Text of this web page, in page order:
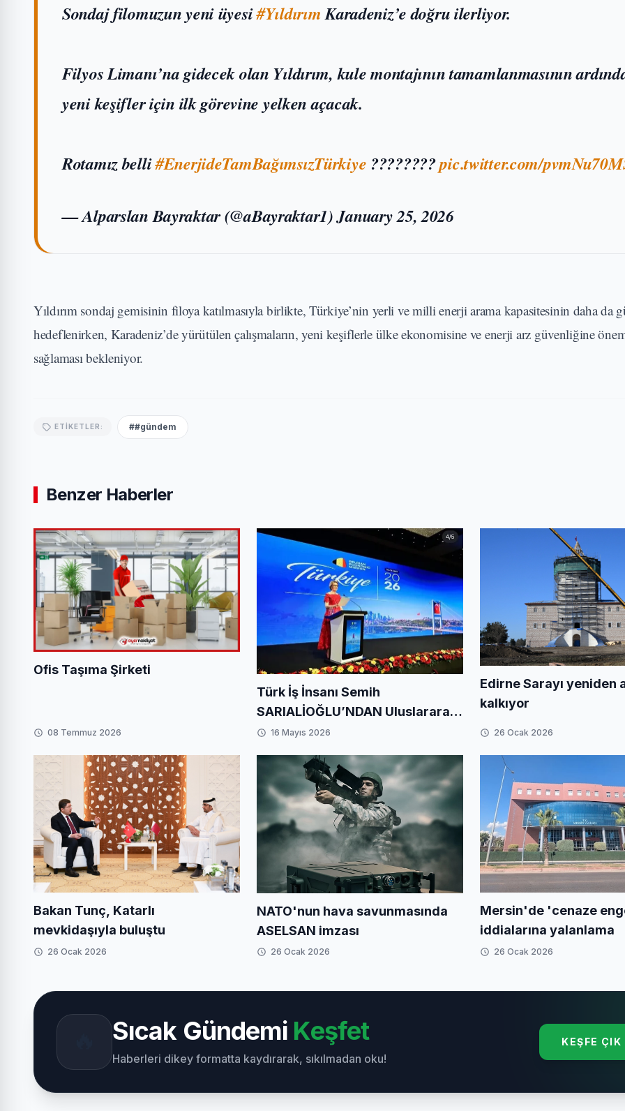
Sondaj filomuzun yeni üyesi#YıldırımKaradeniz’e doğru ilerliyor.
Filyos Limanı’na gidecek olan Yıldırım, kule montajının tamamlanmasının
yeni keşifler için ilk görevine yelken açacak.
Rotamız belli#EnerjideTamBağımsızTürkiye ????????pic.twitter.com/
— Alparslan Bayraktar (@aBayraktar1)January 25, 2026
Yıldırım sondaj gemisinin filoya katılmasıyla birlikte, Türkiye’nin yerli ve milli enerji arama kapasitesinin daha da
hedeflenirken, Karadeniz’de yürütülen çalışmaların, yeni keşiflerle ülke ekonomisine ve enerji arz güvenliğine
sağlaması bekleniyor.
ETIKETLER: ##gündem
Benzer Haberler
Ofis Taşıma Şirketi
08 Temmuz 2026
Türk İş İnsanı Semih
SARIALİOĞLU’NDAN Uluslararası
Başarı: Belçika Kraliçesi
Stratejik İmza
16 Mayıs 2026
Edirne Sarayı yeniden
kalkıyor
26 Ocak 2026
Bakan Tunç, Katarlı
mevkidaşıyla buluştu
26 Ocak 2026
NATO'nun hava savunmasında
ASELSAN imzası
26 Ocak 2026
Mersin'de 'cenaze
iddialarına yalanlama
26 Ocak 2026
Sıcak Gündemi Keşfet
Haberleri dikey formatta kaydırarak, sıkılmadan oku!
KEŞFE ÇIK